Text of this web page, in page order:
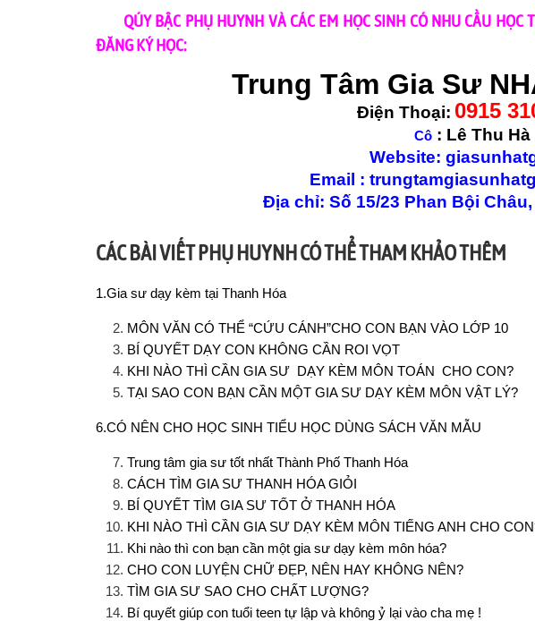
QÚY BẬC PHỤ HUYNH VÀ CÁC EM HỌC SINH CÓ NHU CẦU HỌC
ĐĂNG KÝ HỌC:
Trung Tâm Gia Sư
Điện Thoại: 0915
Cô: Lê Thu Hà
Website:
Email :
Địa chỉ: Số 15/23 Phan Bội
CÁC BÀI VIẾT PHỤ HUYNH CÓ THỂ THAM KHẢO THÊM
1.Gia sư dạy kèm tại Thanh Hóa
MÔN VĂN CÓ THỂ “CỨU CÁNH”CHO CON BẠN VÀO LỚP 10
BÍ QUYẾT DẠY CON KHÔNG CẦN ROI VỌT
KHI NÀO THÌ CẦN GIA SƯ DẠY KÈM MÔN TOÁN CHO CON?
TẠI SAO CON BẠN CẦN MỘT GIA SƯ DẠY KÈM MÔN VẬT LÝ?
6.CÓ NÊN CHO HỌC SINH TIỂU HỌC DÙNG SÁCH VĂN MẪU
Trung tâm gia sư tốt nhất Thành Phố Thanh Hóa
CÁCH TÌM GIA SƯ THANH HÓA GIỎI
BÍ QUYẾT TÌM GIA SƯ TỐT Ở THANH HÓA
KHI NÀO THÌ CẦN GIA SƯ DẠY KÈM MÔN TIẾNG ANH CHO
Khi nào thì con bạn cần một gia sư dạy kèm môn hóa?
CHO CON LUYỆN CHỮ ĐẸP, NÊN HAY KHÔNG NÊN?
TÌM GIA SƯ SAO CHO CHẤT LƯỢNG?
Bí quyết giúp con tuổi teen tự lập và không ỷ lại vào cha mẹ !